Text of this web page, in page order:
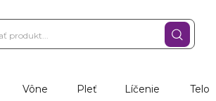
Vône Pleť Líčenie Telo